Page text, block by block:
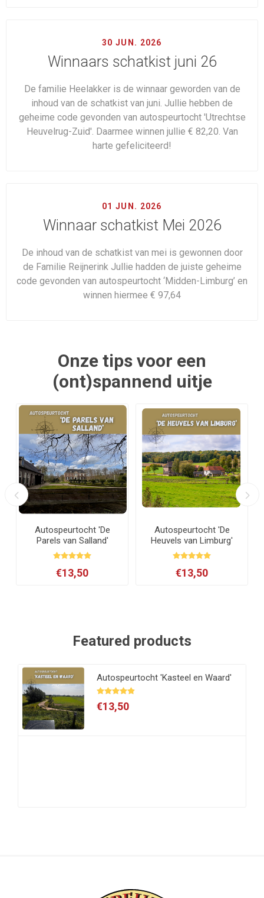
30 JUN. 2026
Winnaars schatkist juni 26
De familie Heelakker is de winnaar geworden van de
inhoud van de schatkist van juni. Jullie hebben de
geheime code gevonden van autospeurtocht 'Utrechtse
Heuvelrug-Zuid'. Daarmee winnen jullie € 82,20. Van
harte gefeliciteerd!
01 JUN. 2026
Winnaar schatkist Mei 2026
De inhoud van de schatkist van mei is gewonnen door
de Familie Reijnerink Jullie hadden de juiste geheime
code gevonden van autospeurtocht ‘Midden-Limburg’ en
winnen hiermee € 97,64
Onze tips voor een
(ont)spannend uitje
Autospeurtocht 'De
Parels van Salland'
€13,50
Autospeurtocht 'De
Heuvels van Limburg'
€13,50
Featured products
Autospeurtocht 'Kasteel en Waard'
€13,50